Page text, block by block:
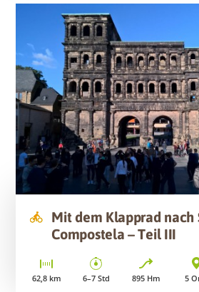
Mit dem Klapprad nach
Compostela – Teil III
62,8km 6–7 Std 895 Hm 5